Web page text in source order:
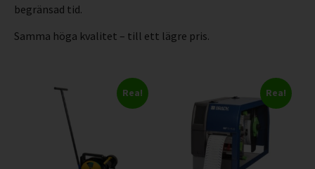
begränsad tid.
Samma höga kvalitet – till ett lägre pris.
Rea! Rea!